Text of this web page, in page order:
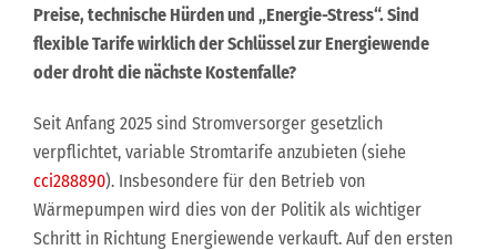
Preise, technische Hürden und „Energie-Stress“. Sind
flexible Tarife wirklich der Schlüssel zur Energiewende
oder droht die nächste Kostenfalle?
Seit Anfang 2025 sind Stromversorger gesetzlich
verpflichtet, variable Stromtarife anzubieten (siehe
cci288890). Insbesondere für den Betrieb von
Wärmepumpen wird dies von der Politik als wichtiger
Schritt in Richtung Energiewende verkauft. Auf den ersten